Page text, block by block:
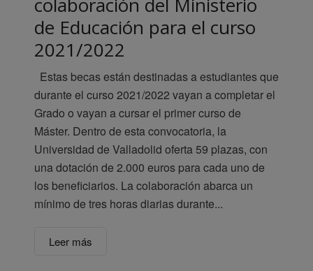
de Educación para el curso
2021/2022
Estas becas están destinadas a estudiantes que
durante el curso 2021/2022 vayan a completar el
Grado o vayan a cursar el primer curso de
Máster. Dentro de esta convocatoria, la
Universidad de Valladolid oferta 59 plazas, con
una dotación de 2.000 euros para cada uno de
los beneficiarios. La colaboración abarca un
mínimo de tres horas diarias durante...
Leer más